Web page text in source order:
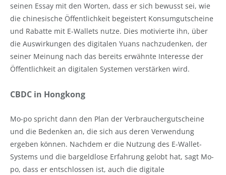
seinen Essay mit den Worten, dass er sich bewusst sei, wie
die chinesische Öffentlichkeit begeistert Konsumgutscheine
und Rabatte mit E-Wallets nutze. Dies motivierte ihn, über
die Auswirkungen des digitalen Yuans nachzudenken, der
seiner Meinung nach das bereits erwähnte Interesse der
Öffentlichkeit an digitalen Systemen verstärken wird.
CBDC in Hongkong
Mo-po spricht dann den Plan der Verbrauchergutscheine
und die Bedenken an, die sich aus deren Verwendung
ergeben können. Nachdem er die Nutzung des E-Wallet-
Systems und die bargeldlose Erfahrung gelobt hat, sagt Mo-
po, dass er entschlossen ist, auch die digitale